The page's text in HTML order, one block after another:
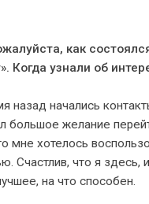
как
Когда узнали об
назад начались
большое желание
мне хотелось
Счастлив, что я здесь,
на что способен.